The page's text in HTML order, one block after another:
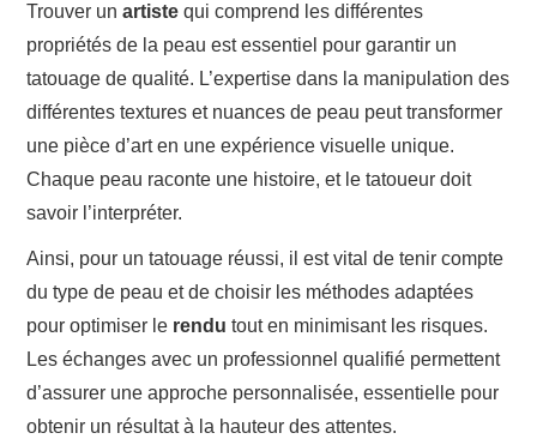
Trouver unartiste qui comprend les différentes
propriétés de la peau est essentiel pour garantir un
tatouage de qualité. L’expertise dans la manipulation des
différentes textures et nuances de peau peut transformer
une pièce d’art en une expérience visuelle unique.
Chaque peau raconte une histoire, et le tatoueur doit
savoir l’interpréter.
Ainsi, pour un tatouage réussi, il est vital de tenir compte
du type de peau et de choisir les méthodes adaptées
pour optimiser le rendu tout en minimisant les risques.
Les échanges avec un professionnel qualifié permettent
d’assurer une approche personnalisée, essentielle pour
obtenir un résultat à la hauteur des attentes.